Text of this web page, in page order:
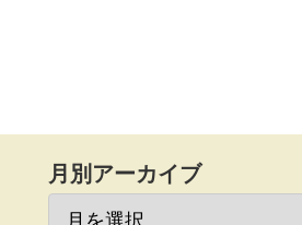
月別アーカイブ